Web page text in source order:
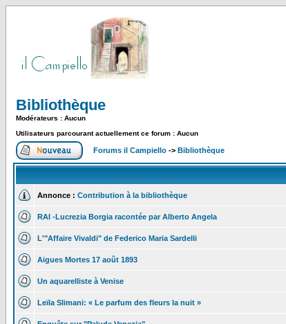
Bibliothèque
Modérateurs : Aucun
Utilisateurs parcourant actuellement ce forum : Aucun
Forums il Campiello -> Bibliothèque
Annonce : Contribution à la bibliothèque
RAI -Lucrezia Borgia racontée par Alberto Angela
L'"Affaire Vivaldi" de Federico Maria Sardelli
Aigues Mortes 17 août 1893
Un aquarelliste à Venise
Leïla Slimani: « Le parfum des fleurs la nuit »